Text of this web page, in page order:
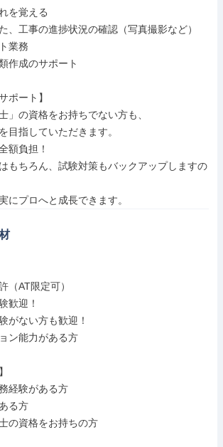
を覚える
、工事の進捗状況の確認（写真撮影など）
業務
作成のサポート
ポート】
」の資格をお持ちでない方も、
目指していただきます。
額負担！
もちろん、試験対策もバックアップしますの
にプロへと成長できます。
（AT限定可）
歓迎！
がない方も歓迎！
ン能力がある方
経験がある方
る方
の資格をお持ちの方